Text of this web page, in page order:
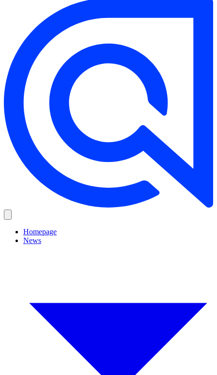
Homepage
News